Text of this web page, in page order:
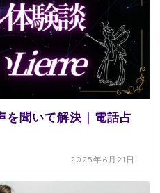
を聞いて解決｜電話占
2025年6月21日